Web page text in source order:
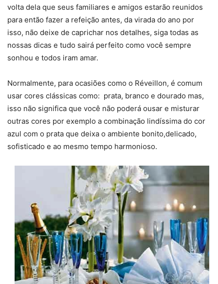
volta dela que seus familiares e amigos estarão reunidos
para então fazer a refeição antes, da virada do ano por
isso, não deixe de caprichar nos detalhes, siga todas as
nossas dicas e tudo sairá perfeito como você sempre
sonhou e todos iram amar.
Normalmente, para ocasiões como o Réveillon, é comum
usar cores clássicas como: prata, branco e dourado mas,
isso não significa que você não poderá ousar e misturar
outras cores por exemplo a combinação lindíssima do cor
azul com o prata que deixa o ambiente bonito,delicado,
sofisticado e ao mesmo tempo harmonioso.